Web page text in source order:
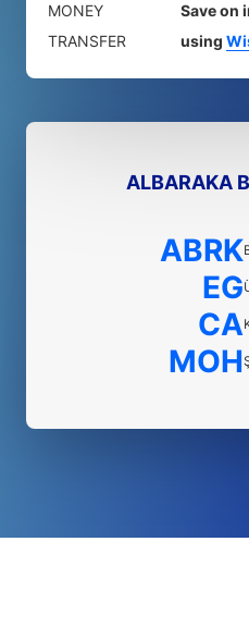
MONEY
TRANSFER
Save on
using
ALBARAKA
ABRK
EG
CA
MOH